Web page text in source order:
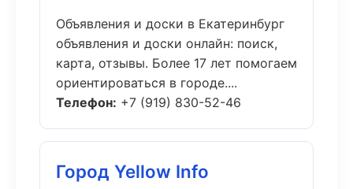
Объявления и доски в Екатеринбург
объявления и доски онлайн: поиск,
карта, отзывы. Более 17 лет помогаем
ориентироваться в городе....
Телефон: +7 (919) 830-52-46
Город Yellow Info